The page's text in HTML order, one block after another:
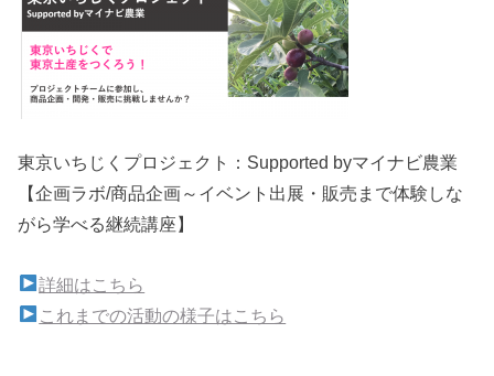
東京いちじくプロジェクト：Supported byマイナビ農業
【企画ラボ/商品企画～イベント出展・販売まで体験しな
がら学べる継続講座】
詳細はこちら
これまでの活動の様子はこちら